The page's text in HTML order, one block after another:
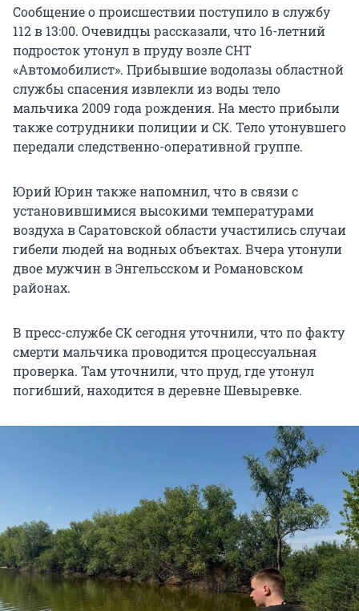
Сообщение о происшествии поступило в службу
112 в 13:00. Очевидцы рассказали, что 16-летний
подросток утонул в пруду возле СНТ
«Автомобилист». Прибывшие водолазы областной
службы спасения извлекли из воды тело
мальчика 2009 года рождения. На место прибыли
также сотрудники полиции и СК. Тело утонувшего
передали следственно-оперативной группе.
Юрий Юрин также напомнил, что в связи с
установившимися высокими температурами
воздуха в Саратовской области участились случаи
гибели людей на водных объектах. Вчера утонули
двое мужчин в Энгельсском и Романовском
районах.
В пресс-службе СК сегодня уточнили, что по факту
смерти мальчика проводится процессуальная
проверка. Там уточнили, что пруд, где утонул
погибший, находится в деревне Шевыревке.